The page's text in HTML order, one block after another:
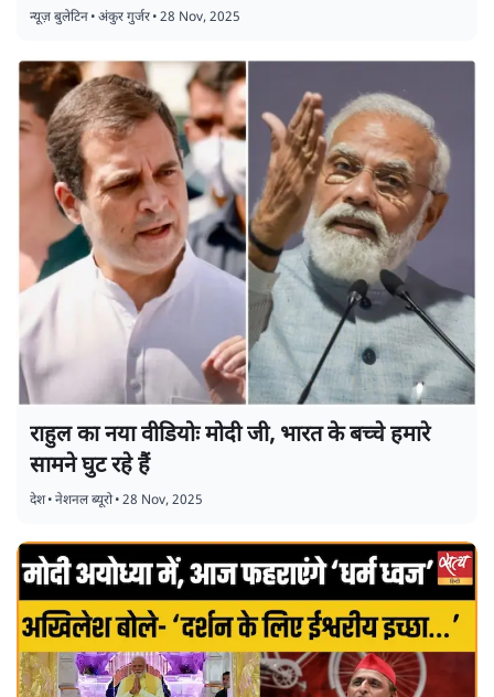
न्यूज़ बुलेटिन•अंकुर गुर्जर•28 Nov, 2025
राहुल का नया वीडियोः मोदी जी, भारत के बच्चे हमारे
सामने घुट रहे हैं
देश•नेशनल ब्यूरो•28 Nov, 2025